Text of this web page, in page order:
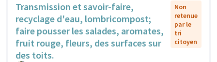
Transmission et savoir-faire,
recyclage d'eau, lombricompost;
faire pousser les salades, aromates,
fruit rouge, fleurs, des surfaces sur
des toits.
Non
retenue
par le
tri
citoyen